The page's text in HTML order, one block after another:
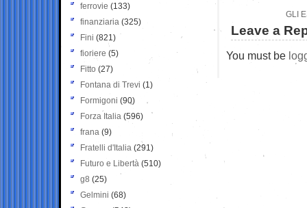
GLI
Leave a
You must be
ferrovie (133)
finanziaria (325)
Fini (821)
fioriere (5)
Fitto (27)
Fontana di Trevi (1)
Formigoni (90)
Forza Italia (596)
frana (9)
Fratelli d'Italia (291)
Futuro e Libertà (510)
g8 (25)
Gelmini (68)